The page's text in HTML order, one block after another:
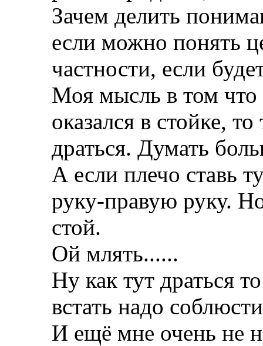
Зачем делить
если можно понять
частности, если
Моя мысль в том что
оказался в стойке,
драться. Думать
А если плечо ставь
руку-правую руку.
стой.
Ой млять......
Ну как тут драться
встать надо
И ещё мне очень не